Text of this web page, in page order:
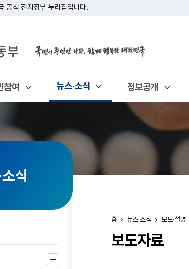
공식 전자정부 누리집입니다.
참여 뉴스·소식
열기 정보공개
열기
식
보도자료
홈 뉴스·소식 보도·설명